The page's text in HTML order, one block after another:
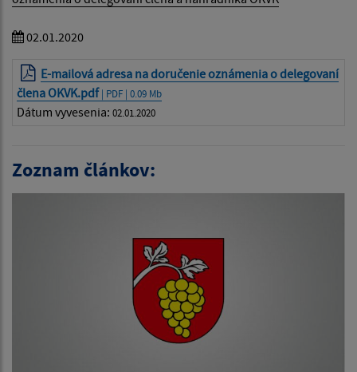
02.01.2020
E-mailová adresa na doručenie oznámenia o delegovaní
člena OKVK.pdf | PDF | 0.09 Mb
Dátum vyvesenia: 02.01.2020
Zoznam článkov: